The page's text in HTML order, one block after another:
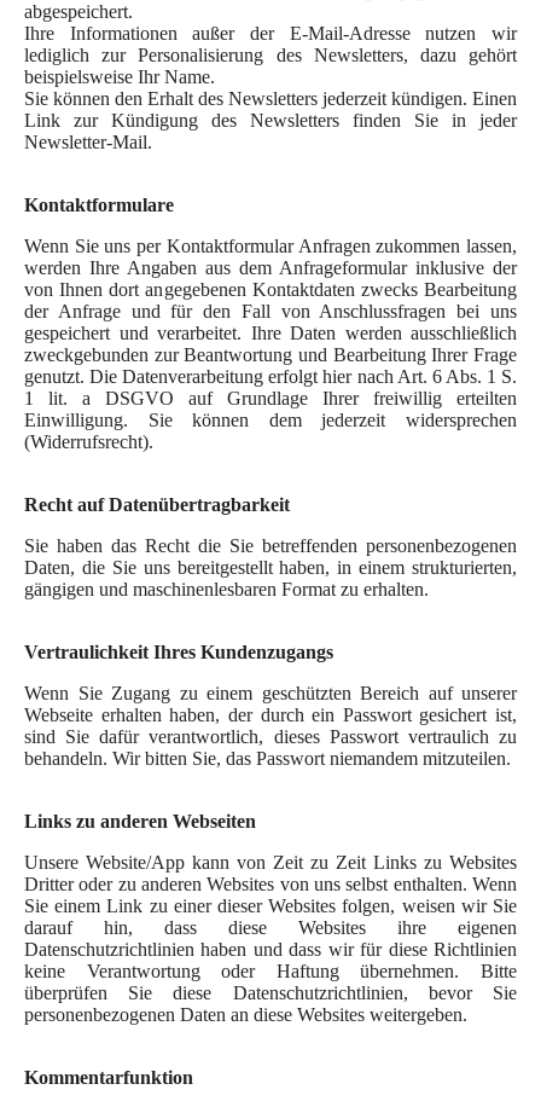
abgespeichert.
Ihre Informationen außer der E-Mail-Adresse nutzen wir
lediglich zur Personalisierung des Newsletters, dazu gehört
beispielsweise Ihr Name.
Sie können den Erhalt des Newsletters jederzeit kündigen. Einen
Link zur Kündigung des Newsletters finden Sie in jeder
Newsletter-Mail.
Kontaktformulare
Wenn Sie uns per Kontaktformular Anfragen zukommen lassen,
werden Ihre Angaben aus dem Anfrageformular inklusive der
von Ihnen dort angegebenen Kontaktdaten zwecks Bearbeitung
der Anfrage und für den Fall von Anschlussfragen bei uns
gespeichert und verarbeitet. Ihre Daten werden ausschließlich
zweckgebunden zur Beantwortung und Bearbeitung Ihrer Frage
genutzt. Die Datenverarbeitung erfolgt hier nach Art. 6 Abs. 1 S.
1 lit. a DSGVO auf Grundlage Ihrer freiwillig erteilten
Einwilligung. Sie können dem jederzeit widersprechen
(Widerrufsrecht).
Recht auf Datenübertragbarkeit
Sie haben das Recht die Sie betreffenden personenbezogenen
Daten, die Sie uns bereitgestellt haben, in einem strukturierten,
gängigen und maschinenlesbaren Format zu erhalten.
Vertraulichkeit Ihres Kundenzugangs
Wenn Sie Zugang zu einem geschützten Bereich auf unserer
Webseite erhalten haben, der durch ein Passwort gesichert ist,
sind Sie dafür verantwortlich, dieses Passwort vertraulich zu
behandeln. Wir bitten Sie, das Passwort niemandem mitzuteilen.
Links zu anderen Webseiten
Unsere Website/App kann von Zeit zu Zeit Links zu Websites
Dritter oder zu anderen Websites von uns selbst enthalten. Wenn
Sie einem Link zu einer dieser Websites folgen, weisen wir Sie
darauf hin, dass diese Websites ihre eigenen
Datenschutzrichtlinien haben und dass wir für diese Richtlinien
keine Verantwortung oder Haftung übernehmen. Bitte
überprüfen Sie diese Datenschutzrichtlinien, bevor Sie
personenbezogenen Daten an diese Websites weitergeben.
Kommentarfunktion